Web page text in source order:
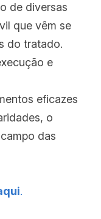
de diversas
que vêm se
do tratado.
e
eficazes
o
das
.